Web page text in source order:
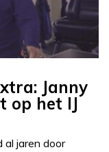
Janny
op het IJ
al jaren door